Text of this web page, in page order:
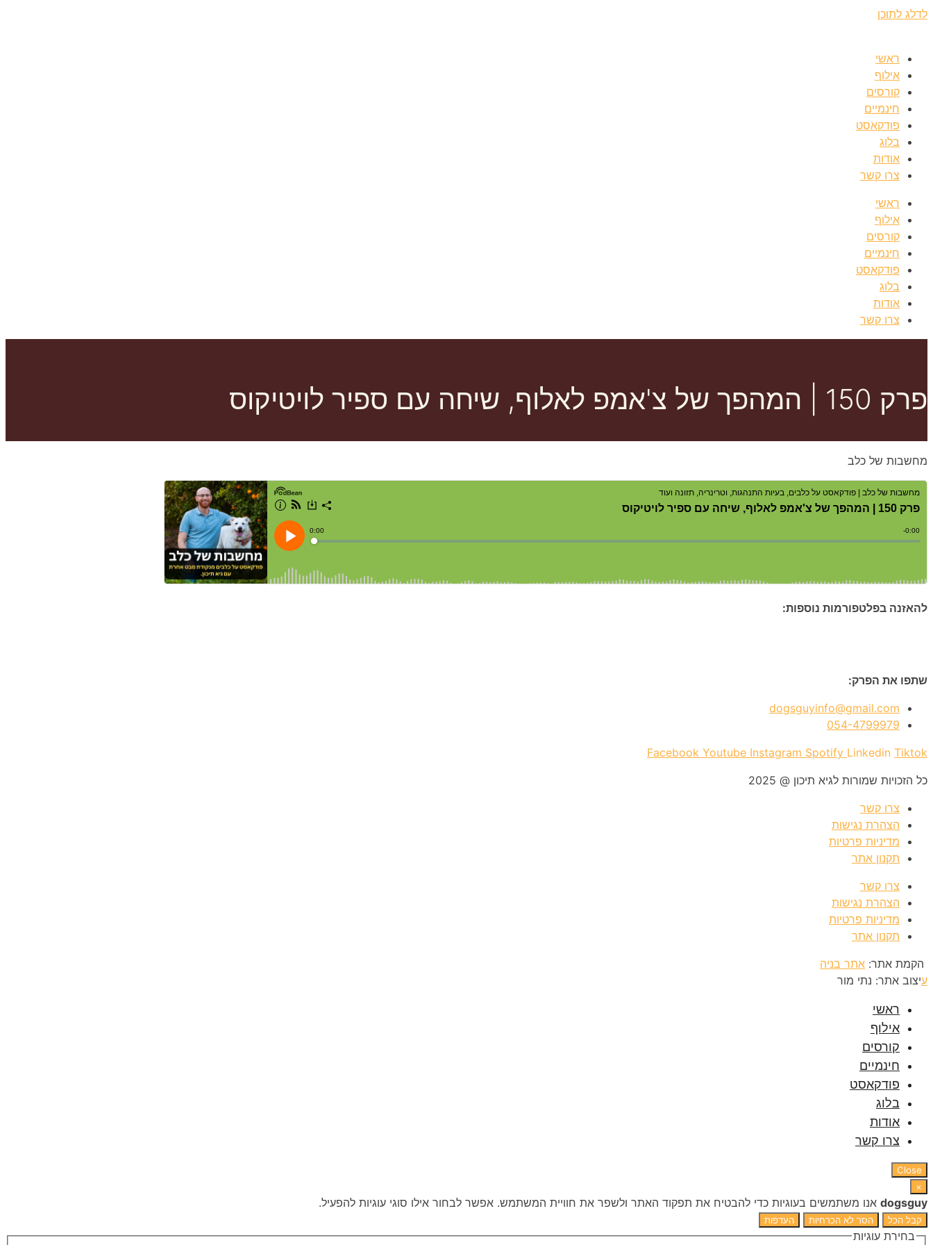
לדלג לתוכן
ראשי
אילוף
קורסים
חינמיים
פודקאסט
בלוג
אודות
צרו קשר
ראשי
אילוף
קורסים
חינמיים
פודקאסט
בלוג
אודות
צרו קשר
פרק 150 | המהפך של צ'אמפ לאלוף, שיחה עם ספיר לויטיקוס
מחשבות של כלב
להאזנה בפלטפורמות נוספות:
שתפו את הפרק:
dogsguyinfo@gmail.com
054-4799979
Facebook Youtube Instagram Spotify Linkedin Tiktok
כל הזכויות שמורות לגיא תיכון @ 2025
צרו קשר
הצהרת נגישות
מדיניות פרטיות
תקנון אתר
צרו קשר
הצהרת נגישות
מדיניות פרטיות
תקנון אתר
הקמת אתר: אתר בניה
עיצוב אתר: נתי מור
ראשי
אילוף
קורסים
חינמיים
פודקאסט
בלוג
אודות
צרו קשר
Close
×
dogsguy אנו משתמשים בעוגיות כדי להבטיח את תפקוד האתר ולשפר את חוויית המשתמש. אפשר לבחור אילו סוגי עוגיות להפעיל.
קבל הכל הסר לא הכרחיות העדפות
בחירת עוגיות